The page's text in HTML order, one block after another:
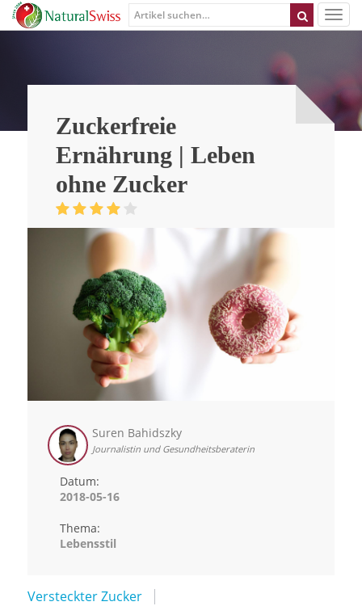
Zuckerfreie
Ernährung | Leben
ohne Zucker
Suren Bahidszky
Journalistin und Gesundheitsberaterin
Datum:
2018-05-16
Thema:
Lebensstil
Versteckter Zucker